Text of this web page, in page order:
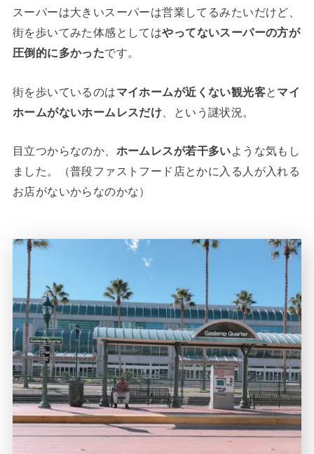
スーパーは大きいスーパーは営業してるみたいだけど、
街を歩いてみた体感としてはやってないスーパーの方が
圧倒的に多かったです。
街を歩いているのはマイホームが近くない観光客と マイ
ホームがないホームレスだけ 、という謎状況。
目立つからなのか、 ホームレスが若干多いような気もし
ました。（普段ファストフード店とかに入る人が入れる
お店がないからなのかな）